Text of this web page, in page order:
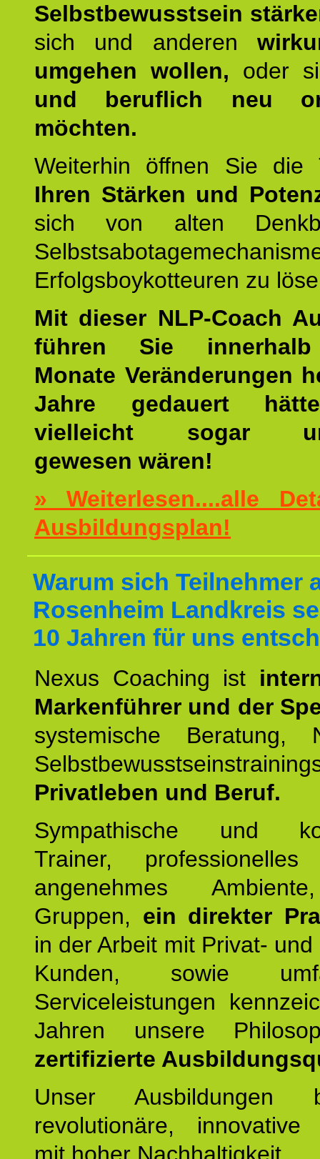
Selbstbewusstsein
sich und anderen
umgehen wollen, oder
und beruflich neu
möchten.
Weiterhin öffnen Sie
Ihren Stärken und
sich von alten
Erfolgsboykotteuren zu
Mit dieser NLP-Coach
führen Sie
Monate Veränderungen
Jahre gedauert
vielleicht sogar
gewesen wären!
» Weiterlesen....alle
Ausbildungsplan!
Warum sich Teilnehmer
Rosenheim Landkreis
10 Jahren für uns
Nexus Coaching ist
Markenführer und der
systemische Beratung,
Privatleben und Beruf.
Sympathische und
Trainer, professionelles
angenehmes
Gruppen, ein direkter
in der Arbeit mit Privat-
Kunden, sowie
Serviceleistungen
Jahren unsere
zertifizierte
Unser Ausbildungen
revolutionäre, innovative